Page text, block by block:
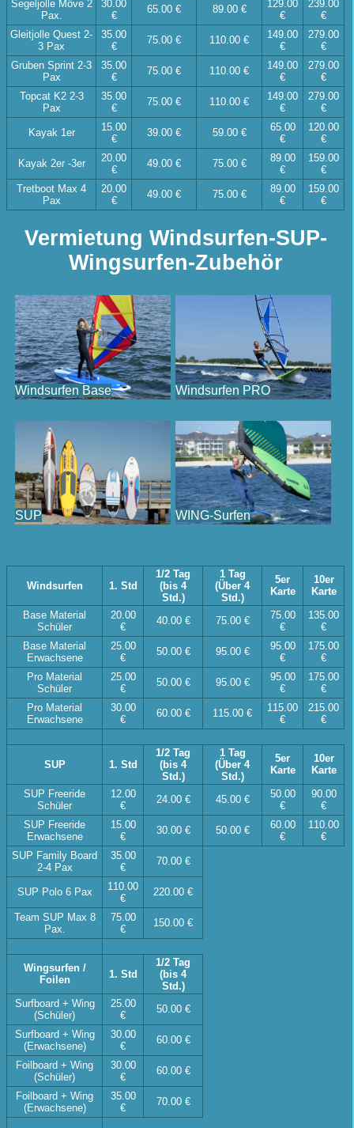
Segeljolle Möve 2
Pax.
30.00
€
65.00 € 89.00 €
129.00
€
239.00
€
Gleitjolle Quest 2-
3 Pax
35.00
€
75.00 € 110.00 €
149.00
€
279.00
€
Gruben Sprint 2-3
Pax
35.00
€
75.00 € 110.00 €
149.00
€
279.00
€
Topcat K2 2-3
Pax
35.00
€
75.00 € 110.00 €
149.00
€
279.00
€
Kayak 1er
15.00
€
39.00 € 59.00 €
65.00
€
120.00
€
Kayak 2er -3er
20.00
€
49.00 € 75.00 €
89.00
€
159.00
€
Tretboot Max 4
Pax
20.00
€
49.00 € 75.00 €
89.00
€
159.00
€
Vermietung Windsurfen-SUP-
Wingsurfen-Zubehör
Windsurfen Base Windsurfen PRO
SUP WING-Surfen
Windsurfen 1. Std
1/2 Tag
(bis 4
Std.)
1 Tag
(Über 4
Std.)
5er
Karte
10er
Karte
Base Material
Schüler
20.00
€
40.00 € 75.00 €
75.00
€
135.00
€
Base Material
Erwachsene
25.00
€
50.00 € 95.00 €
95.00
€
175.00
€
Pro Material
Schüler
25.00
€
50.00 € 95.00 €
95.00
€
175.00
€
Pro Material
Erwachsene
30.00
€
60.00 € 115.00 €
115.00
€
215.00
€
SUP 1. Std
1/2 Tag
(bis 4
Std.)
1 Tag
(Über 4
Std.)
5er
Karte
10er
Karte
SUP Freeride
Schüler
12.00
€
24.00 € 45.00 €
50.00
€
90.00
€
SUP Freeride
Erwachsene
15.00
€
30.00 € 50.00 €
60.00
€
110.00
€
SUP Family Board
2-4 Pax
35.00
€
70.00 €
SUP Polo 6 Pax
110.00
€
220.00 €
Team SUP Max 8
Pax.
75.00
€
150.00 €
Wingsurfen /
Foilen
1. Std
1/2 Tag
(bis 4
Std.)
Surfboard + Wing
(Schüler)
25.00
€
50.00 €
Surfboard + Wing
(Erwachsene)
30.00
€
60.00 €
Foilboard + Wing
(Schüler)
30.00
€
60.00 €
Foilboard + Wing
(Erwachsene)
35.00
€
70.00 €